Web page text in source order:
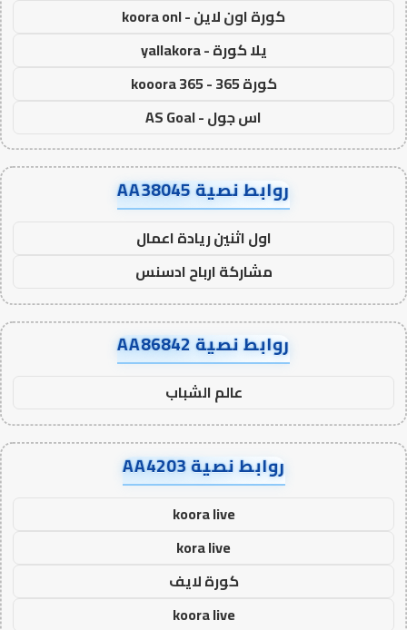
كورة اون لاين - koora onl
يلا كورة - yallakora
كورة 365 - kooora 365
اس جول - AS Goal
روابط نصية AA38045
اول اثنين ريادة اعمال
مشاركة ارباح ادسنس
روابط نصية AA86842
عالم الشباب
روابط نصية AA4203
koora live
kora live
كورة لايف
koora live